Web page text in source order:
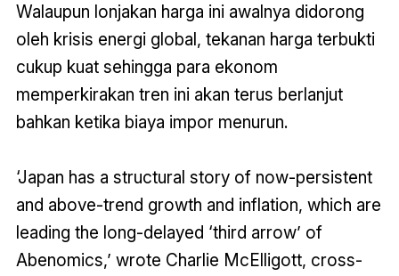
Walaupun lonjakan harga ini awalnya didorong
oleh krisis energi global, tekanan harga terbukti
cukup kuat sehingga para ekonom
memperkirakan tren ini akan terus berlanjut
bahkan ketika biaya impor menurun.
‘Japan has a structural story of now-persistent
and above-trend growth and inflation, which are
leading the long-delayed ‘third arrow’ of
Abenomics,’ wrote Charlie McElligott, cross-